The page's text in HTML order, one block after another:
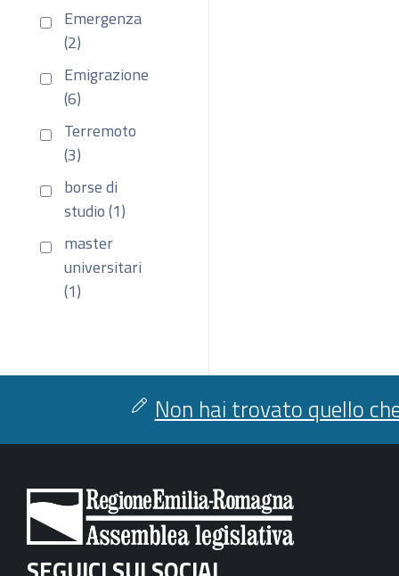
Emergenza
(2)
Emigrazione
(6)
Terremoto
(3)
borse di
studio (1)
master
universitari
(1)
Non hai trovato quello